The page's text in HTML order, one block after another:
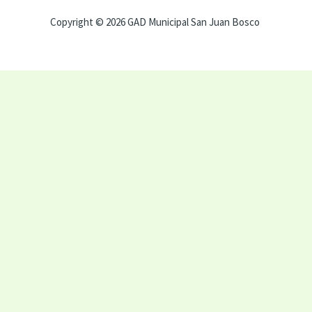
Copyright © 2026 GAD Municipal San Juan Bosco